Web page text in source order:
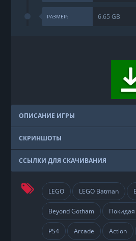
РАЗМЕР: 6.65 GB
ОПИСАНИЕ ИГРЫ
СКРИНШОТЫ
ССЫЛКИ ДЛЯ СКАЧИВАНИЯ
LEGO LEGO Batman
Beyond Gotham Покидая
PS4 Arcade Action